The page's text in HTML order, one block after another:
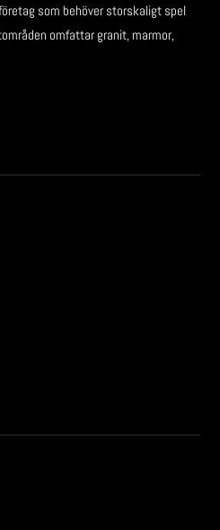
som behöver storskaligt spel
omfattar granit, marmor,